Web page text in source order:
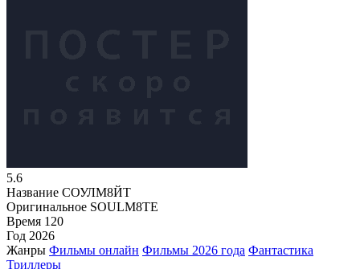
5.6
Название СОУЛМ8ЙТ
Оригинальное SOULM8TE
Время 120
Год 2026
Жанры Фильмы онлайн Фильмы 2026 года Фантастика
Триллеры